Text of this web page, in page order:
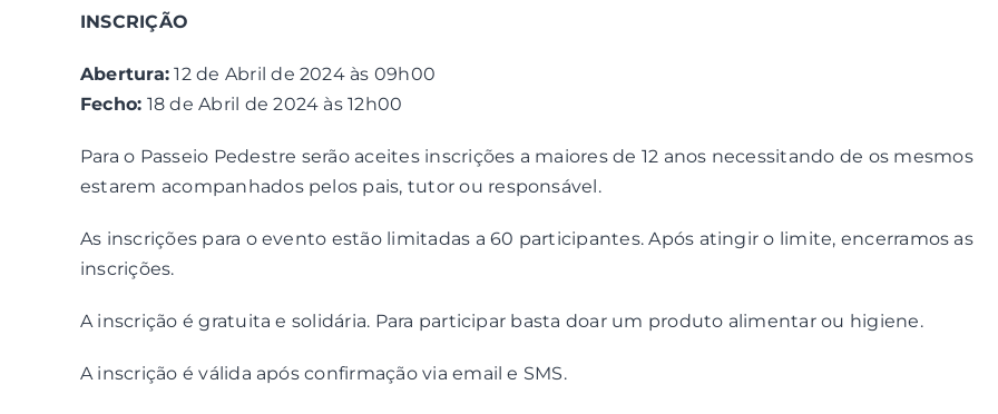
INSCRIÇÃO
Abertura: 12 de Abril de 2024 às 09h00
Fecho: 18 de Abril de 2024 às 12h00
Para o Passeio Pedestre serão aceites inscrições a maiores de 12 anos necessitando de os mesmos
estarem acompanhados pelos pais, tutor ou responsável.
As inscrições para o evento estão limitadas a 60 participantes. Após atingir o limite, encerramos as
inscrições.
A inscrição é gratuita e solidária. Para participar basta doar um produto alimentar ou higiene.
A inscrição é válida após confirmação via email e SMS.